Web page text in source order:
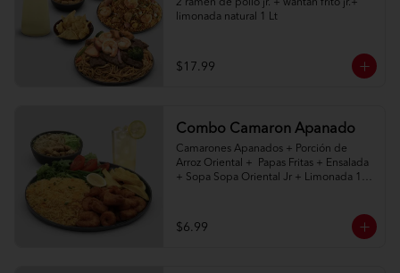
2 ramen de pollo jr. + wantán frito jr.+
limonada natural 1 Lt
$17.99
Combo Camaron Apanado
Camarones Apanados + Porción de
Arroz Oriental +  Papas Fritas + Ensalada
+ Sopa Sopa Oriental Jr + Limonada 12
$6.99